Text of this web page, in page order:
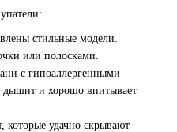
стильные модели.
или полосками.
с гипоаллергенными
дышит и хорошо впитывает
удачно скрывают